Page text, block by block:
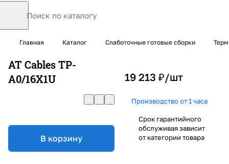
Главная Каталог Слаботочные готовые сборки
AT Cables TP-
A0/16X1U
В корзину
19 213 ₽/шт
Производство от 1 часа
Срок гарантийного
обслуживая зависит
от категории товара